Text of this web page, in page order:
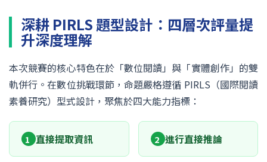
深耕 PIRLS 題型設計：四層次評量提
升深度理解
本次競賽的核心特色在於「數位閱讀」與「實體創作」的雙
軌併行。在數位挑戰環節，命題嚴格遵循 PIRLS（國際閱讀
素養研究）型式設計，聚焦於四大能力指標：
1 直接提取資訊 2 進行直接推論